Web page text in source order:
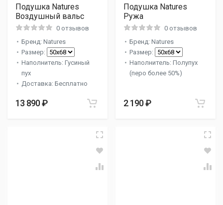
Подушка Natures
Воздушный вальс
0 отзывов
Бренд: Natures
Размер:
Наполнитель: Гусиный
пух
Доставка: Бесплатно
13 890 ₽
Подушка Natures
Ружа
0 отзывов
Бренд: Natures
Размер:
Наполнитель: Полупух
(перо более 50%)
2 190 ₽